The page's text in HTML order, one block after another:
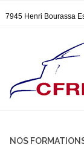
7945 Henri Bourassa
NOS